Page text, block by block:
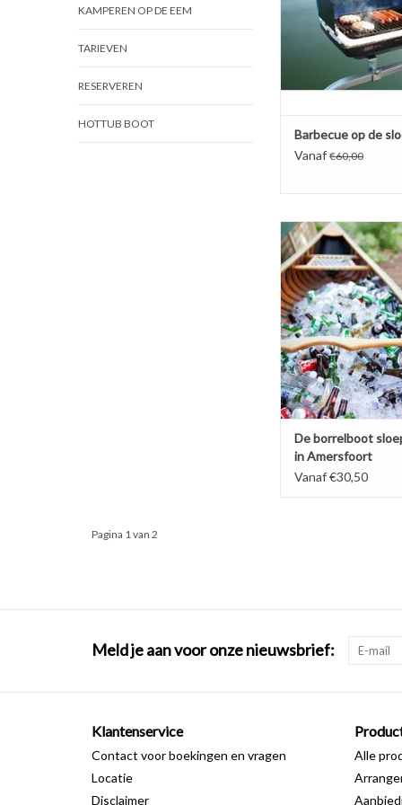
KAMPEREN OP DE EEM
TARIEVEN
RESERVEREN
HOTTUB BOOT
gezellig om de bbq
lekkers op de
BOEK NU!
Barbecue op de
Vanaf €60,00
Geniet van lekkere
kleine hapjes op een
kom lekker
vrienden of collega’s
de Genieten
Laat ons de borrel
geniet van de 2 uur
vaartocht over
BOEK NU!
De borrelboot
in Amersfoort
Vanaf €30,50
Pagina 1 van 2
Meld je aan voor onze nieuwsbrief:
Klantenservice
Contact voor boekingen en vragen
Locatie
Disclaimer
Alle